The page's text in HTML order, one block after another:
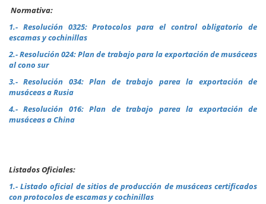
Normativa:
1.- Resolución 0325: Protocolos para el control obligatorio de
escamas y cochinillas
2.- Resolución 024: Plan de trabajo para la exportación de musáceas
al cono sur
3.- Resolución 034: Plan de trabajo parea la exportación de
musáceas a Rusia
4.- Resolución 016: Plan de trabajo parea la exportación de
musáceas a China
Listados Oficiales:
1.- Listado oficial de sitios de producción de musáceas certificados
con protocolos de escamas y cochinillas